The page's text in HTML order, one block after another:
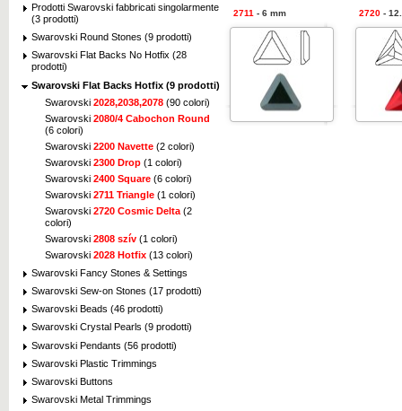
Prodotti Swarovski fabbricati singolarmente
(3 prodotti)
Swarovski Round Stones (9 prodotti)
Swarovski Flat Backs No Hotfix (28
prodotti)
Swarovski Flat Backs Hotfix (9 prodotti)
Swarovski 2028,2038,2078 (90 colori)
Swarovski 2080/4 Cabochon Round
(6 colori)
Swarovski 2200 Navette (2 colori)
Swarovski 2300 Drop (1 colori)
Swarovski 2400 Square (6 colori)
Swarovski 2711 Triangle (1 colori)
Swarovski 2720 Cosmic Delta (2
colori)
Swarovski 2808 szív (1 colori)
Swarovski 2028 Hotfix (13 colori)
Swarovski Fancy Stones & Settings
Swarovski Sew-on Stones (17 prodotti)
Swarovski Beads (46 prodotti)
Swarovski Crystal Pearls (9 prodotti)
Swarovski Pendants (56 prodotti)
Swarovski Plastic Trimmings
Swarovski Buttons
Swarovski Metal Trimmings
2711 - 6 mm 2720 -